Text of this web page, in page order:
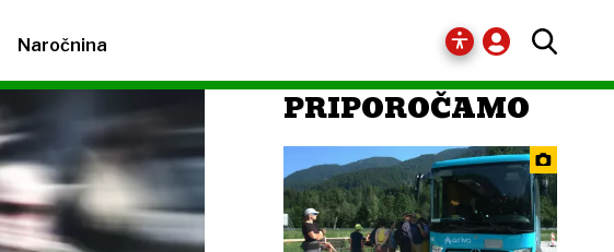
Naročnina
PRIPOROČAMO